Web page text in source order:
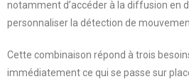
notamment d’accéder à la diffusion en
personnaliser la détection de
Cette combinaison répond à trois
immédiatement ce qui se passe sur